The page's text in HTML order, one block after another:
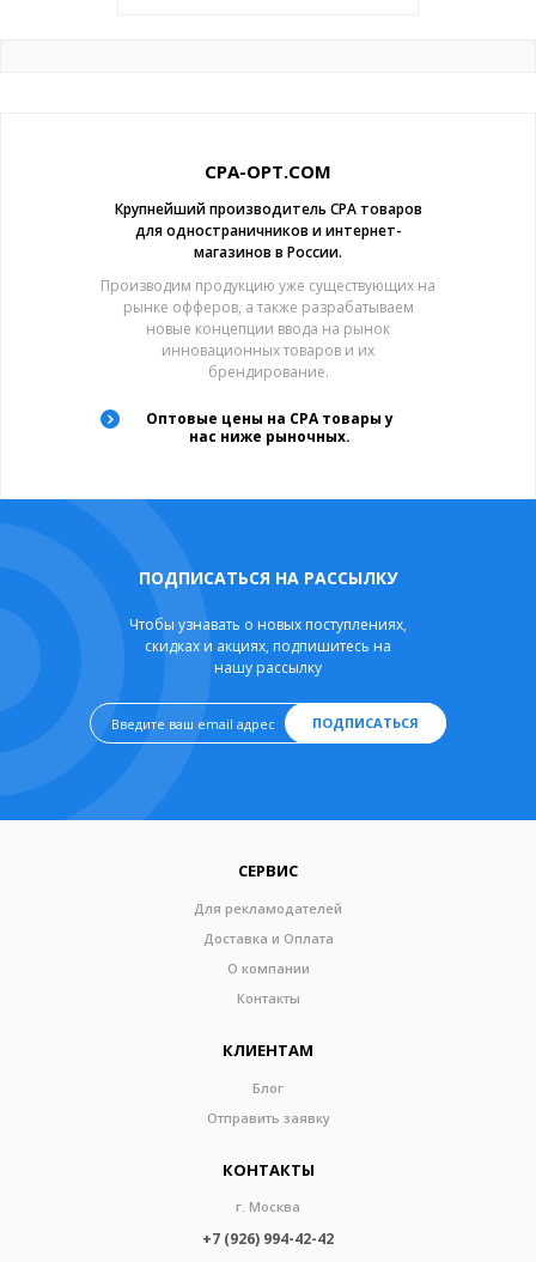
CPA-OPT.COM
Крупнейший производитель CPA товаров
для одностраничников и интернет-
магазинов в России.
Производим продукцию уже существующих на
рынке офферов, а также разрабатываем
новые концепции ввода на рынок
инновационных товаров и их
брендирование.
Оптовые цены на CPA товары у
нас ниже рыночных.
ПОДПИСАТЬСЯ НА РАССЫЛКУ
Чтобы узнавать о новых поступлениях,
скидках и акциях, подпишитесь на
нашу рассылку
ПОДПИСАТЬСЯ
СЕРВИС
Для рекламодателей
Доставка и Оплата
О компании
Контакты
КЛИЕНТАМ
Блог
Отправить заявку
КОНТАКТЫ
г. Москва
+7 (926) 994-42-42